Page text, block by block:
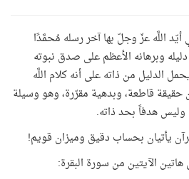
أيّد اللَّه عزّ وجلّ بها آخر رسله مُحمَّدًا
وبرهانه الأعظم على صدق نبوته
الدليل من ذاته على أنه كلام اللَّه
حقيقة قاطعة، وبدهية مقرّرة، وهو وسيلة
هدفاً بحد ذاته.
يأتيان بحساب دقيق وميزان قويم!
الآيتين من سورة البقرة: